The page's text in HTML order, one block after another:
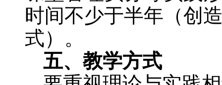
时间不少于半年（创
式）。
五、教学方式